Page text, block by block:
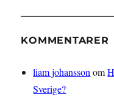
KOMMENTARER
liam johansson om
Sverige?